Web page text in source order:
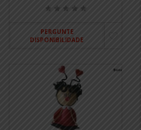
PERGUNTE
DISPONIBILIDADE